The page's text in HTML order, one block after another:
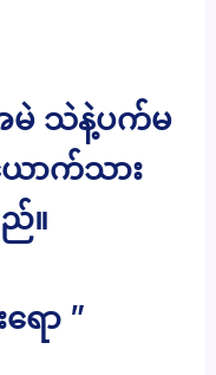
မဲ သဲနဲ့ပက်မ
ာက်သား
။
ော ”